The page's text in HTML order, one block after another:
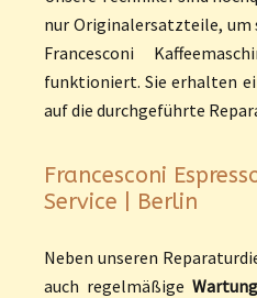
nur Originalersatzteile, um
Francesconi
funktioniert. Sie erhalten
auf die durchgeführte
Francesconi
Service | Berlin
Neben unseren
auch regelmäßige Wartung